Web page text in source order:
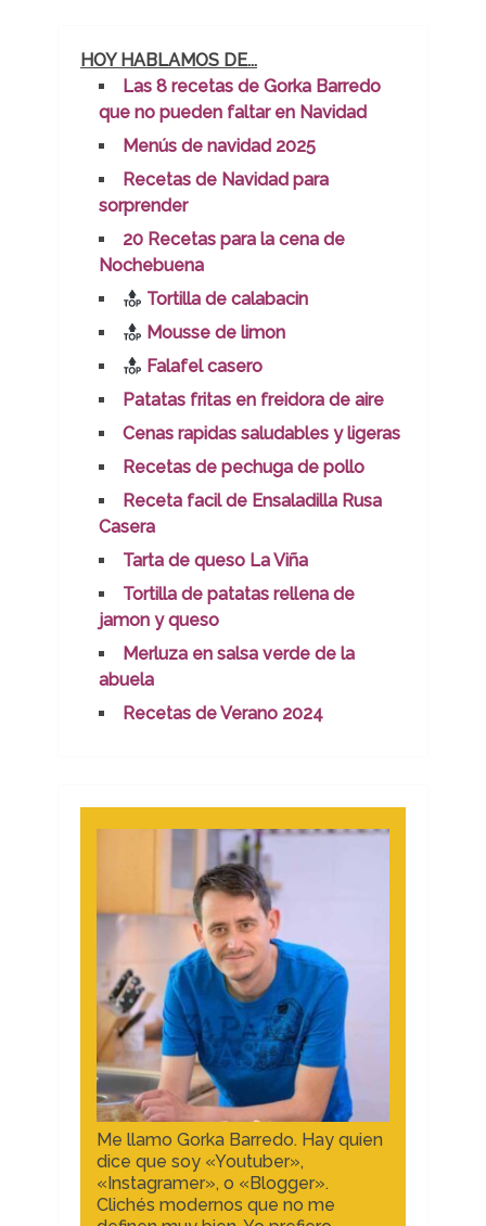
HOY HABLAMOS DE...
Las 8 recetas de Gorka Barredo
que no pueden faltar en Navidad
Menús de navidad 2025
Recetas de Navidad para
sorprender
20 Recetas para la cena de
Nochebuena
Tortilla de calabacin
Mousse de limon
Falafel casero
Patatas fritas en freidora de aire
Cenas rapidas saludables y ligeras
Recetas de pechuga de pollo
Receta facil de Ensaladilla Rusa
Casera
Tarta de queso La Viña
Tortilla de patatas rellena de
jamon y queso
Merluza en salsa verde de la
abuela
Recetas de Verano 2024
Me llamo Gorka Barredo. Hay quien
dice que soy «Youtuber»,
«Instagramer», o «Blogger».
Clichés modernos que no me